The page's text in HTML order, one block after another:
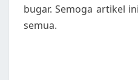
bugar. Semoga artikel
semua.